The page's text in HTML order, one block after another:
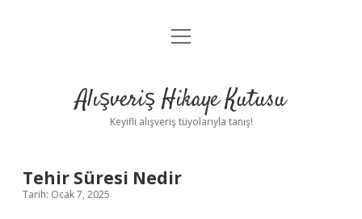
Anasayfa
Yasal Uyarı
menüyü
Alışveriş Hikaye Kutusu
Keyifli alışveriş tüyolarıyla tanış!
Tehir Süresi Nedir
Tarih: Ocak 7, 2025